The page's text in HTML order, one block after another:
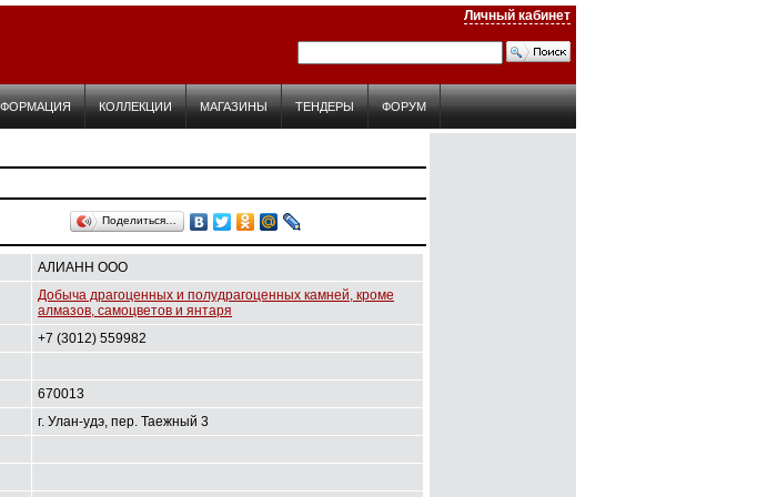
Личный кабинет
КОЛЛЕКЦИИ МАГАЗИНЫ ТЕНДЕРЫ ФОРУМ
Поделиться…
АЛИАНН ООО
Добыча драгоценных и полудрагоценных камней, кроме
алмазов, самоцветов и янтаря
+7 (3012) 559982
670013
г. Улан-удэ, пер. Таежный 3